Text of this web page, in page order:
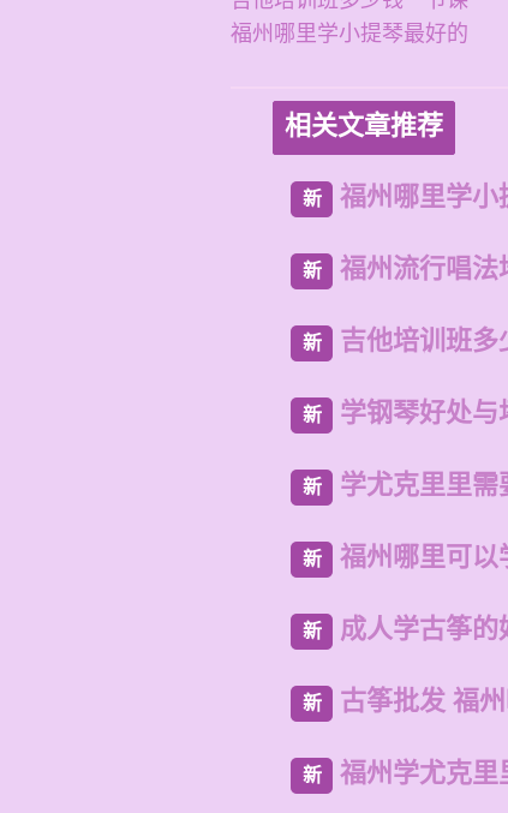
福州哪里学小提琴最好的
相关文章推荐
新 福州哪里学小
新 福州流行唱法
新 吉他培训班多
新 学钢琴好处与
新 学尤克里里需
新 福州哪里可以
新 成人学古筝的
新 古筝批发 福
新 福州学尤克里